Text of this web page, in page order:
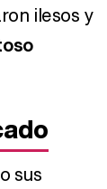
ilesos y
sus